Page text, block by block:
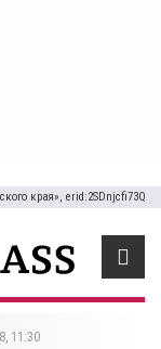
края», erid:2SDnjcfi73Q
11:30